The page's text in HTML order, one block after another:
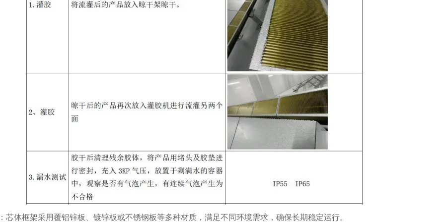
芯体框架采用覆铝锌板、镀锌板或不锈钢板等多种材质，满足不同环境需求，确保长期稳定运行。